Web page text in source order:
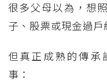
很多父母以為，想
子、股票或現金過戶
但真正成熟的傳承
事：